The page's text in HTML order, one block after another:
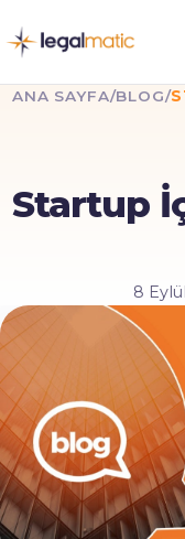
ANA SAYFA/BLOG/
Startup
8